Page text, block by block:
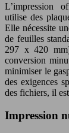
L’impression
utilise des
Elle nécessite
de feuilles
297 x 420
conversion
minimiser le
des exigences
des fichiers, il
Impression